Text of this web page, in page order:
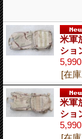
米軍
ショ
[在
米軍
ショ